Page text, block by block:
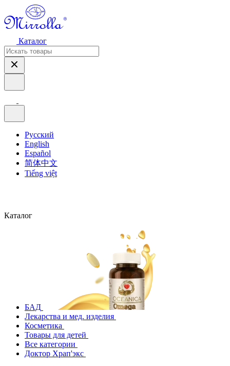
Каталог
Русский
English
Español
简体中文
Tiếng việt
Каталог
БАД
Лекарства и мед. изделия
Косметика
Товары для детей
Все категории
Доктор Храп'экс